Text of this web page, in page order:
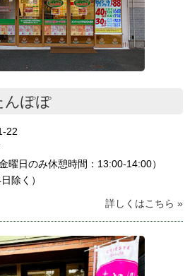
んぽぽ
22
日のみ休憩時間：13:00-14:00）
除く）
詳しくはこちら »